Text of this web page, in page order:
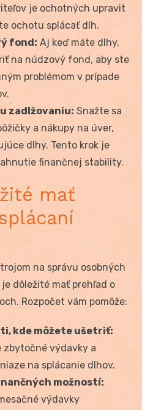
je ochotných upravit
ochotu splácať dlh.
fond: Aj keď máte dlhy,
na núdzový fond, aby ste
problémom v prípade
zadlžovaniu: Snažte sa
a nákupy na úver,
dlhy. Tento krok je
finančnej stability.
mať
na správu osobných
dôležité mať prehľad o
Rozpočet vám pomôže:
kde môžete ušetriť:
zbytočné výdavky a
na splácanie dlhov.
možností:
výdavky